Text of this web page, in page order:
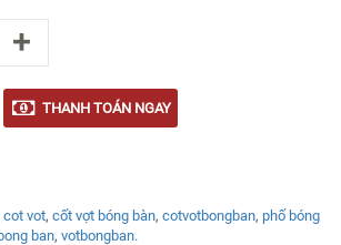
+
THANH TOÁN NGAY
cot vot, cốt vợt bóng bàn, cotvotbongban, phố bóng
ban, votbongban.